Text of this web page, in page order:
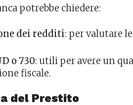
potrebbe chiedere:
dei redditi: per valutare
o 730: utili per avere un
fiscale.
del Prestito